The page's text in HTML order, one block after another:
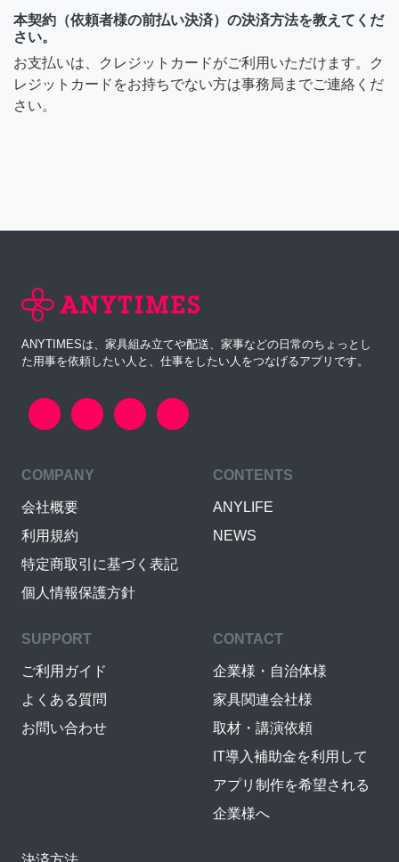
本契約（依頼者様の前払い決済）の決済方法を教えてくだ
さい。
お支払いは、クレジットカードがご利用いただけます。ク
レジットカードをお持ちでない方は事務局までご連絡くだ
さい。
ANYTIMESは、家具組み立てや配送、家事などの日常のちょっとし
た用事を依頼したい人と、仕事をしたい人をつなげるアプリです。
COMPANY
会社概要
利用規約
特定商取引に基づく表記
個人情報保護方針
CONTENTS
ANYLIFE
NEWS
SUPPORT
ご利用ガイド
よくある質問
お問い合わせ
CONTACT
企業様・自治体様
家具関連会社様
取材・講演依頼
IT導入補助金を利用して
アプリ制作を希望される
企業様へ